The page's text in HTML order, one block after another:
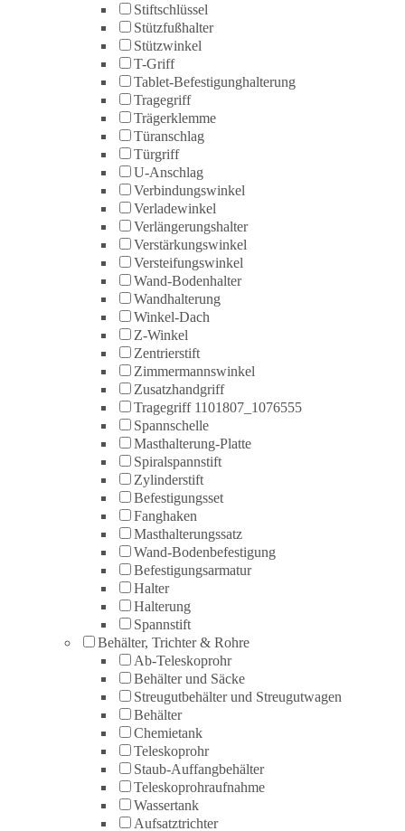
Stiftschlüssel
Stützfußhalter
Stützwinkel
T-Griff
Tablet-Befestigunghalterung
Tragegriff
Trägerklemme
Türanschlag
Türgriff
U-Anschlag
Verbindungswinkel
Verladewinkel
Verlängerungshalter
Verstärkungswinkel
Versteifungswinkel
Wand-Bodenhalter
Wandhalterung
Winkel-Dach
Z-Winkel
Zentrierstift
Zimmermannswinkel
Zusatzhandgriff
Tragegriff 1101807_1076555
Spannschelle
Masthalterung-Platte
Spiralspannstift
Zylinderstift
Befestigungsset
Fanghaken
Masthalterungssatz
Wand-Bodenbefestigung
Befestigungsarmatur
Halter
Halterung
Spannstift
Behälter, Trichter & Rohre
Ab-Teleskoprohr
Behälter und Säcke
Streugutbehälter und Streugutwagen
Behälter
Chemietank
Teleskoprohr
Staub-Auffangbehälter
Teleskoprohraufnahme
Wassertank
Aufsatztrichter